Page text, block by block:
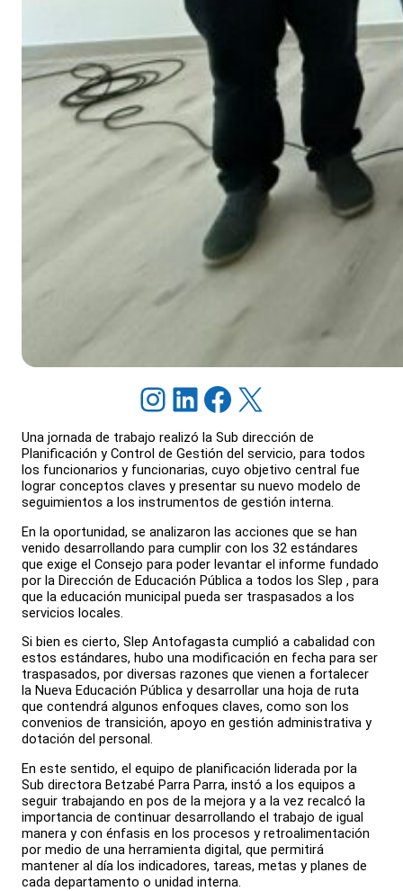
Instagram LinkedIn Facebook X
Una jornada de trabajo realizó la Sub dirección de
Planificación y Control de Gestión del servicio, para todos
los funcionarios y funcionarias, cuyo objetivo central fue
lograr conceptos claves y presentar su nuevo modelo de
seguimientos a los instrumentos de gestión interna.
En la oportunidad, se analizaron las acciones que se han
venido desarrollando para cumplir con los 32 estándares
que exige el Consejo para poder levantar el informe fundado
por la Dirección de Educación Pública a todos los Slep , para
que la educación municipal pueda ser traspasados a los
servicios locales.
Si bien es cierto, Slep Antofagasta cumplió a cabalidad con
estos estándares, hubo una modificación en fecha para ser
traspasados, por diversas razones que vienen a fortalecer
la Nueva Educación Pública y desarrollar una hoja de ruta
que contendrá algunos enfoques claves, como son los
convenios de transición, apoyo en gestión administrativa y
dotación del personal.
En este sentido, el equipo de planificación liderada por la
Sub directora Betzabé Parra Parra, instó a los equipos a
seguir trabajando en pos de la mejora y a la vez recalcó la
importancia de continuar desarrollando el trabajo de igual
manera y con énfasis en los procesos y retroalimentación
por medio de una herramienta digital, que permitirá
mantener al día los indicadores, tareas, metas y planes de
cada departamento o unidad interna.